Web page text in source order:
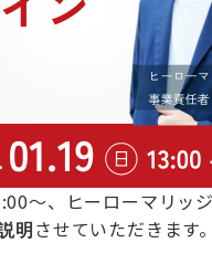
～、ヒーローマリッ
明させていただきます。